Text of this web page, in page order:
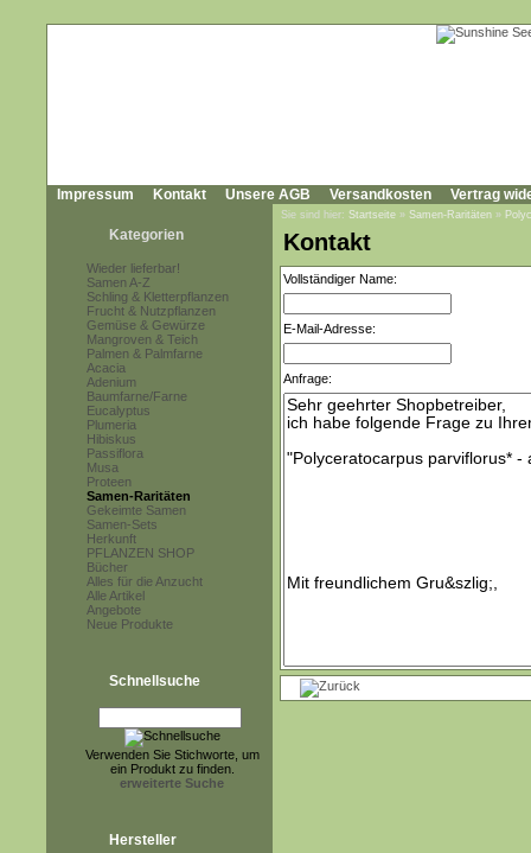
Impressum Kontakt Unsere AGB Versandkosten Vertrag
Kategorien
Wieder lieferbar!
Samen A-Z
Schling & Kletterpflanzen
Frucht & Nutzpflanzen
Gemüse & Gewürze
Mangroven & Teich
Palmen & Palmfarne
Acacia
Adenium
Baumfarne/Farne
Eucalyptus
Plumeria
Hibiskus
Passiflora
Musa
Proteen
Samen-Raritäten
Gekeimte Samen
Samen-Sets
Herkunft
PFLANZEN SHOP
Bücher
Alles für die Anzucht
Alle Artikel
Angebote
Neue Produkte
Schnellsuche
Verwenden Sie Stichworte, um
ein Produkt zu finden.
erweiterte Suche
Hersteller
Sie sind hier: Startseite » Samen-Raritäten »
Kontakt
Vollständiger Name:
E-Mail-Adresse:
Anfrage: